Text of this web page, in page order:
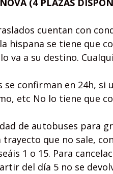
(4 PLAZAS
cuentan con
hispana se tiene que
va a su destino.
se confirman en 24h,
etc No lo tiene que
de autobuses para
trayecto que no sale,
1 o 15. Para
del día 5 no se